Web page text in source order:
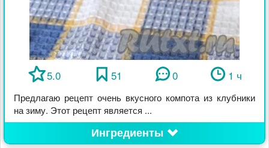
5.0 51 0 1 ч
Предлагаю рецепт очень вкусного компота из клубники
на зиму. Этот рецепт является ...
Ингредиенты